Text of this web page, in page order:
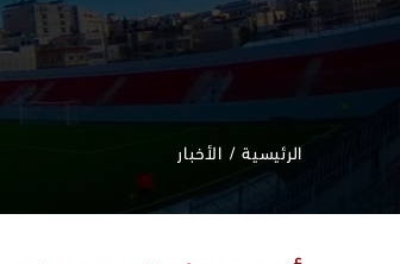
الرئيسية الأخبار